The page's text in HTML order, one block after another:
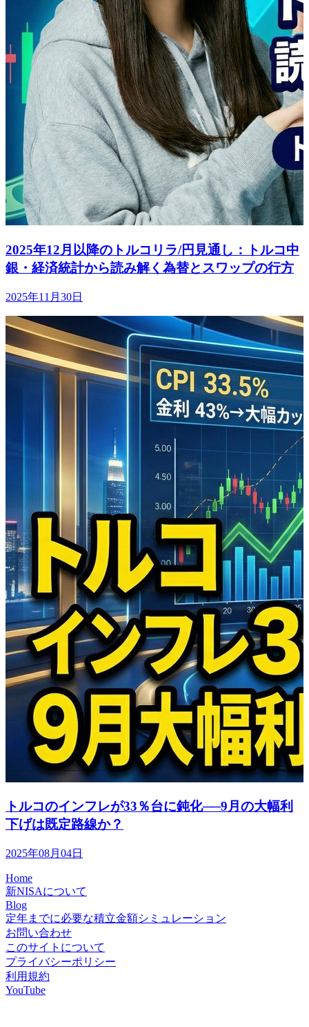
2025年12月以降のトルコリラ/円見通し：トルコ中
銀・経済統計から読み解く為替とスワップの行方
2025年11月30日
トルコのインフレが33％台に鈍化──9月の大幅利
下げは既定路線か？
2025年08月04日
Home
新NISAについて
Blog
定年までに必要な積立金額シミュレーション
お問い合わせ
このサイトについて
プライバシーポリシー
利用規約
YouTube